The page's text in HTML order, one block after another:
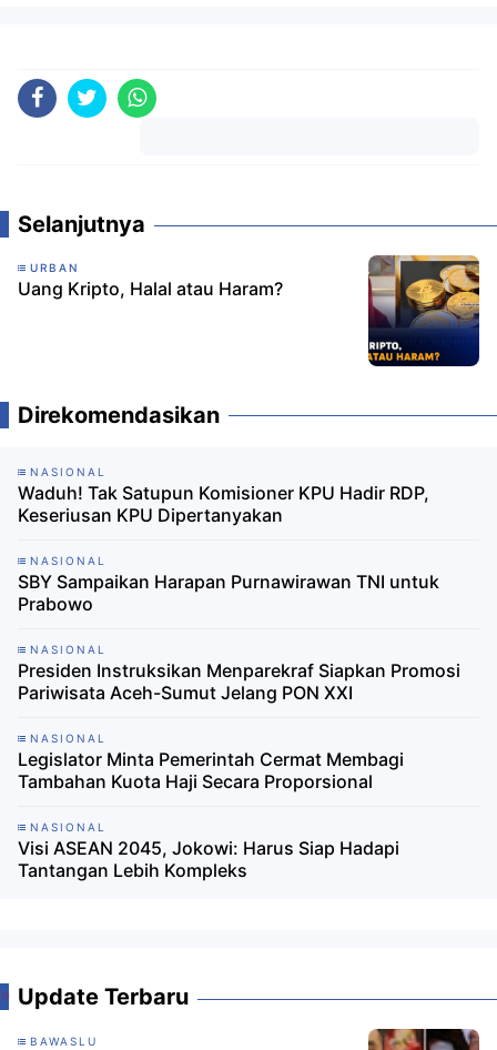
Selanjutnya
URBAN
Uang Kripto, Halal atau Haram?
Direkomendasikan
NASIONAL
Waduh! Tak Satupun Komisioner KPU Hadir RDP,
Keseriusan KPU Dipertanyakan
NASIONAL
SBY Sampaikan Harapan Purnawirawan TNI untuk
Prabowo
NASIONAL
Presiden Instruksikan Menparekraf Siapkan Promosi
Pariwisata Aceh-Sumut Jelang PON XXI
NASIONAL
Legislator Minta Pemerintah Cermat Membagi
Tambahan Kuota Haji Secara Proporsional
NASIONAL
Visi ASEAN 2045, Jokowi: Harus Siap Hadapi
Tantangan Lebih Kompleks
Update Terbaru
BAWASLU